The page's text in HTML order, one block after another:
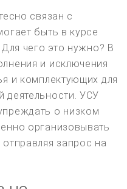
связан с
быть в курсе
чего это нужно? В
и исключения
и комплектующих для
деятельности. УСУ
о низком
организовывать
запрос на